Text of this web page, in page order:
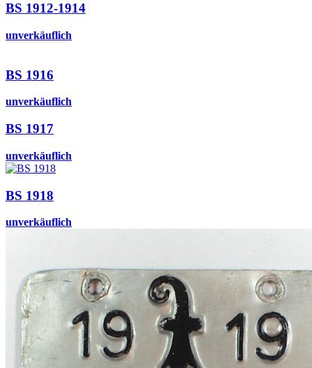
BS 1912-1914
unverkäuflich
BS 1916
unverkäuflich
BS 1917
unverkäuflich
BS 1918
unverkäuflich